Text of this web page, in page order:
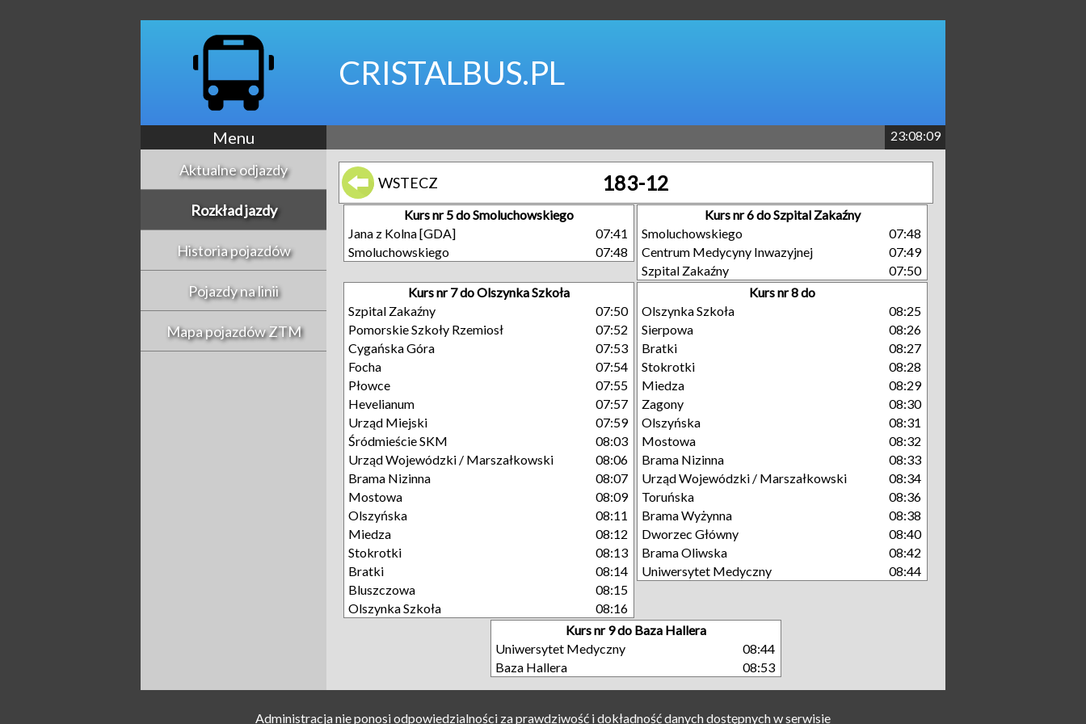
CRISTALBUS.PL
Menu 23:08:09
Aktualne odjazdy
Rozkład jazdy
Historia pojazdów
Pojazdy na linii
Mapa pojazdów ZTM
WSTECZ 183-12
Kurs nr 5 do Smoluchowskiego
Jana z Kolna [GDA]
07:41
Smoluchowskiego
07:48
Kurs nr 6 do Szpital Zakaźny
Smoluchowskiego
07:48
Centrum Medycyny Inwazyjnej
07:49
Szpital Zakaźny
07:50
Kurs nr 7 do Olszynka Szkoła
Szpital Zakaźny
07:50
Pomorskie Szkoły Rzemiosł
07:52
Cygańska Góra
07:53
Focha
07:54
Płowce
07:55
Hevelianum
07:57
Urząd Miejski
07:59
Śródmieście SKM
08:03
Urząd Wojewódzki / Marszałkowski
08:06
Brama Nizinna
08:07
Mostowa
08:09
Olszyńska
08:11
Miedza
08:12
Stokrotki
08:13
Bratki
08:14
Bluszczowa
08:15
Olszynka Szkoła
08:16
Kurs nr 8 do
Olszynka Szkoła
08:25
Sierpowa
08:26
Bratki
08:27
Stokrotki
08:28
Miedza
08:29
Zagony
08:30
Olszyńska
08:31
Mostowa
08:32
Brama Nizinna
08:33
Urząd Wojewódzki / Marszałkowski
08:34
Toruńska
08:36
Brama Wyżynna
08:38
Dworzec Główny
08:40
Brama Oliwska
08:42
Uniwersytet Medyczny
08:44
Kurs nr 9 do Baza Hallera
Uniwersytet Medyczny
08:44
Baza Hallera
08:53
Administracja nie ponosi odpowiedzialności za prawdziwość i dokładność danych dostępnych w serwisie